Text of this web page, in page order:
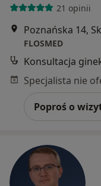
21 opinii
Poznańska 14,
FLOSMED
Konsultacja
Poproś o